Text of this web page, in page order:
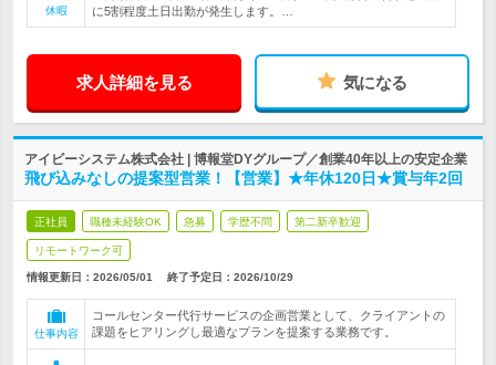
休暇
に5割程度土日出勤が発生します。…
求人詳細を見る 気になる
アイビーシステム株式会社 | 博報堂DYグループ／創業40年以上の安定企業
飛び込みなしの提案型営業！【営業】★年休120日★賞与年2回
正社員 職種未経験OK 急募 学歴不問 第二新卒歓迎
リモートワーク可
情報更新日：2026/05/01 終了予定日： 2026/10/29
仕事内容
コールセンター代行サービスの企画営業として、クライアントの
課題をヒアリングし最適なプランを提案する業務です。